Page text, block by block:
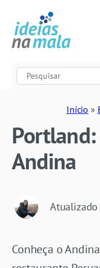
Início »
Andina
Atualizado
Conheça o